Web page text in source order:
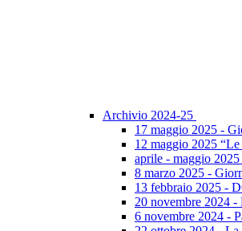
Archivio 2024-25
17 maggio 2025 -
12 maggio 2025
aprile - maggio
8 marzo 2025 -
13 febbraio 2025 -
20 novembre 2024
6 novembre 2024 -